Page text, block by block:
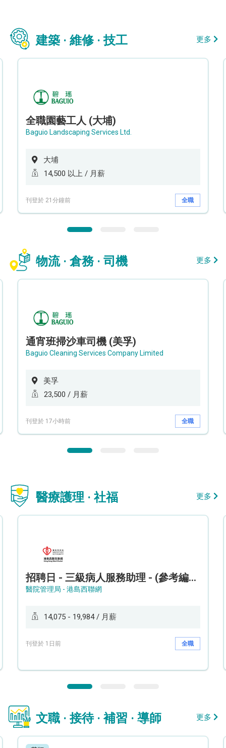
建築 · 維修 · 技工 更多
全職園藝工人 (大埔)
Baguio Landscaping Services Ltd.
大埔
14,500 以上 / 月薪
刊登於 21分鐘前 全職
物流 · 倉務 · 司機 更多
通宵班掃沙車司機 (美孚)
Baguio Cleaning Services Company Limited
美孚
23,500 / 月薪
刊登於 17小時前 全職
醫療護理 · 社福 更多
招聘日 - 三級病人服務助理 - (參考編號: HKWCS260107)
醫院管理局 - 港島西聯網
14,075 - 19,984 / 月薪
刊登於 1日前 全職
文職 · 接待 · 補習 · 導師 更多